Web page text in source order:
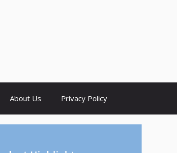
About Us Privacy Policy